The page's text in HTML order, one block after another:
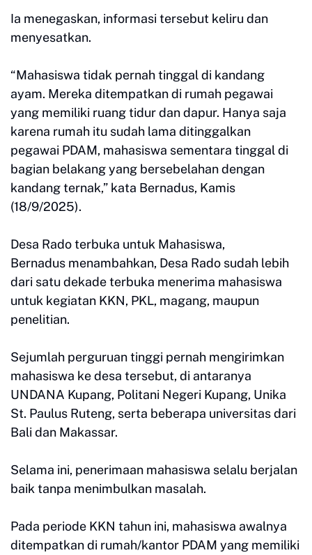
Ia menegaskan, informasi tersebut keliru dan
menyesatkan.
“Mahasiswa tidak pernah tinggal di kandang
ayam. Mereka ditempatkan di rumah pegawai
yang memiliki ruang tidur dan dapur. Hanya saja
karena rumah itu sudah lama ditinggalkan
pegawai PDAM, mahasiswa sementara tinggal di
bagian belakang yang bersebelahan dengan
kandang ternak,” kata Bernadus, Kamis
(18/9/2025).
Desa Rado terbuka untuk Mahasiswa,
Bernadus menambahkan, Desa Rado sudah lebih
dari satu dekade terbuka menerima mahasiswa
untuk kegiatan KKN, PKL, magang, maupun
penelitian.
Sejumlah perguruan tinggi pernah mengirimkan
mahasiswa ke desa tersebut, di antaranya
UNDANA Kupang, Politani Negeri Kupang, Unika
St. Paulus Ruteng, serta beberapa universitas dari
Bali dan Makassar.
Selama ini, penerimaan mahasiswa selalu berjalan
baik tanpa menimbulkan masalah.
Pada periode KKN tahun ini, mahasiswa awalnya
ditempatkan di rumah/kantor PDAM yang memiliki